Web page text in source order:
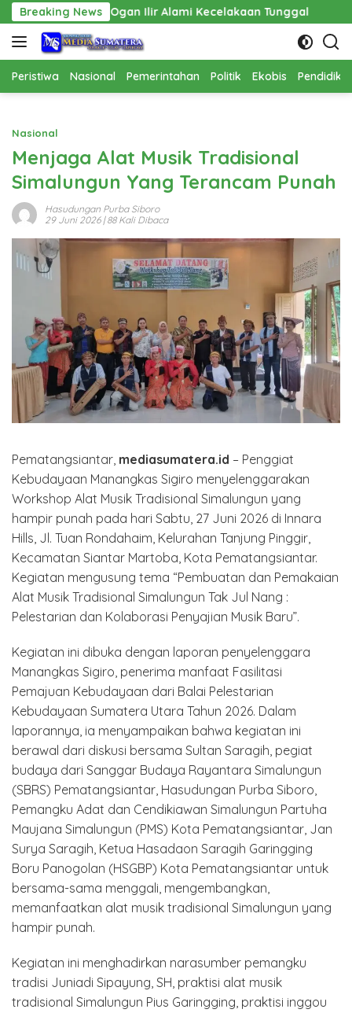
Langsung
ke
konten
Breaking News
Ilir Alami Kecelakaan Tunggal Pembangunan
Peristiwa Nasional Pemerintahan Politik Ekobis
Nasional
Menjaga Alat Musik Tradisional
Simalungun Yang Terancam Punah
Hasudungan Purba Siboro
29 Juni 2026| 88 Kali Dibaca
Pematangsiantar, mediasumatera.id – Penggiat
Kebudayaan Manangkas Sigiro menyelenggarakan
Workshop Alat Musik Tradisional Simalungun yang
hampir punah pada hari Sabtu, 27 Juni 2026 di Innara
Hills, Jl. Tuan Rondahaim, Kelurahan Tanjung Pinggir,
Kecamatan Siantar Martoba, Kota Pematangsiantar.
Kegiatan mengusung tema “Pembuatan dan Pemakaian
Alat Musik Tradisional Simalungun Tak Jul Nang :
Pelestarian dan Kolaborasi Penyajian Musik Baru”.
Kegiatan ini dibuka dengan laporan penyelenggara
Manangkas Sigiro, penerima manfaat Fasilitasi
Pemajuan Kebudayaan dari Balai Pelestarian
Kebudayaan Sumatera Utara Tahun 2026. Dalam
laporannya, ia menyampaikan bahwa kegiatan ini
berawal dari diskusi bersama Sultan Saragih, pegiat
budaya dari Sanggar Budaya Rayantara Simalungun
(SBRS) Pematangsiantar, Hasudungan Purba Siboro,
Pemangku Adat dan Cendikiawan Simalungun Partuha
Maujana Simalungun (PMS) Kota Pematangsiantar, Jan
Surya Saragih, Ketua Hasadaon Saragih Garingging
Boru Panogolan (HSGBP) Kota Pematangsiantar untuk
bersama-sama menggali, mengembangkan,
memanfaatkan alat musik tradisional Simalungun yang
hampir punah.
Kegiatan ini menghadirkan narasumber pemangku
tradisi Juniadi Sipayung, SH, praktisi alat musik
tradisional Simalungun Pius Garingging, praktisi inggou